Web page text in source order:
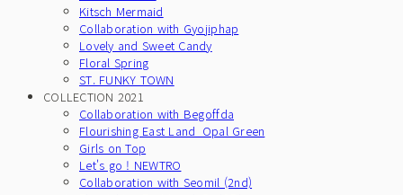
Kitsch Mermaid
Collaboration with Gyojiphap
Lovely and Sweet Candy
Floral Spring
ST. FUNKY TOWN
COLLECTION 2021
Collaboration with Begoffda
Flourishing East Land_Opal Green
Girls on Top
Let's go ! NEWTRO
Collaboration with Seomil (2nd)